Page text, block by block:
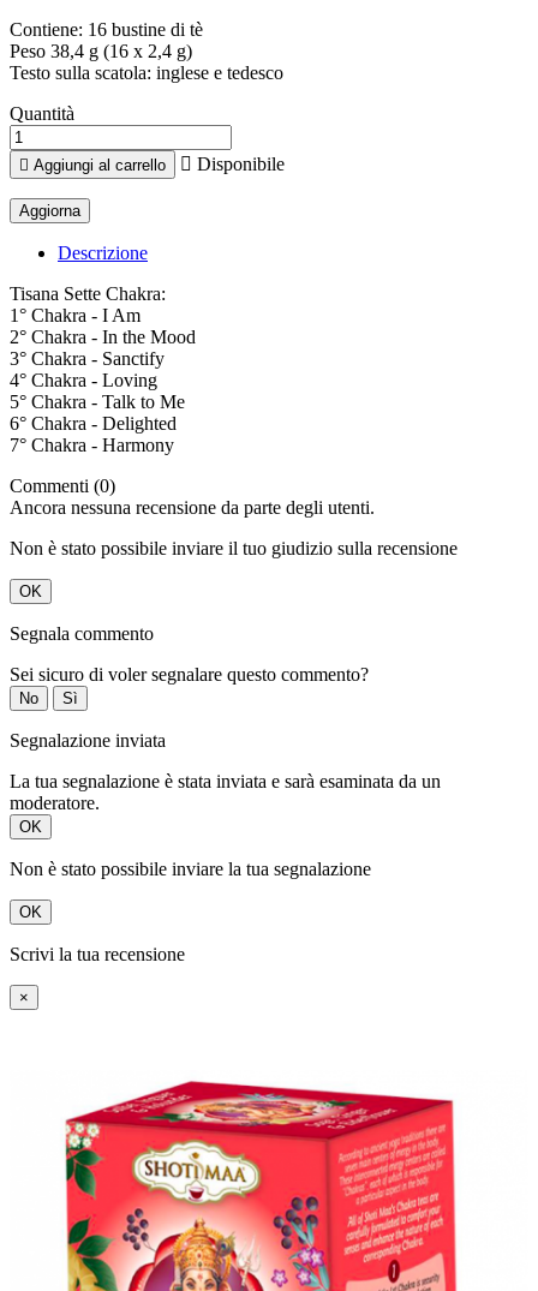
Contiene: 16 bustine di tè
Peso 38,4 g (16 x 2,4 g)
Testo sulla scatola: inglese e tedesco
Quantità
 Aggiungi al carrello  Disponibile
Descrizione
Tisana Sette Chakra:
1° Chakra - I Am
2° Chakra - In the Mood
3° Chakra - Sanctify
4° Chakra - Loving
5° Chakra - Talk to Me
6° Chakra - Delighted
7° Chakra - Harmony
Commenti (0)
Ancora nessuna recensione da parte degli utenti.
Non è stato possibile inviare il tuo giudizio sulla recensione
OK
Segnala commento
Sei sicuro di voler segnalare questo commento?
No Sì
Segnalazione inviata
La tua segnalazione è stata inviata e sarà esaminata da un
moderatore.
OK
Non è stato possibile inviare la tua segnalazione
OK
Scrivi la tua recensione
×